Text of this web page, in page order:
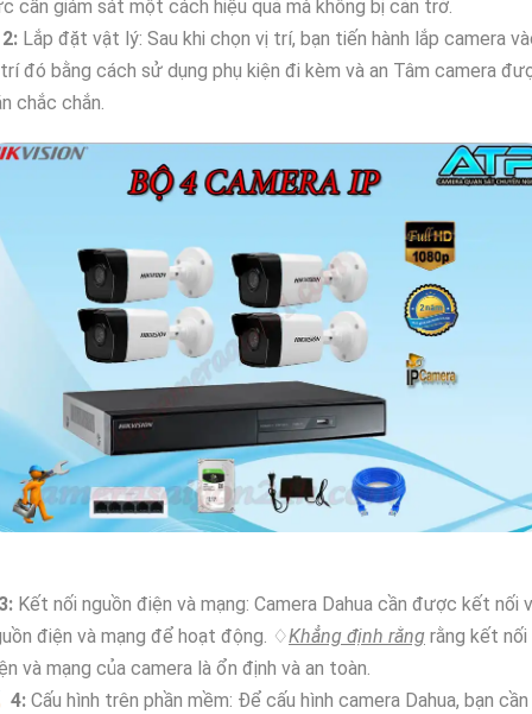
cần giám sát một cách hiệu quả mà không bị cản trở.
2: Lắp đặt vật lý: Sau khi chọn vị trí, bạn tiến hành lắp camera
đó bằng cách sử dụng phụ kiện đi kèm và an Tâm camera
chắc chắn.
Kết nối nguồn điện và mạng: Camera Dahua cần được kết nối
điện và mạng để hoạt động. ♢Khẳng định rằng rằng kết nối
và mạng của camera là ổn định và an toàn.
4: Cấu hình trên phần mềm: Để cấu hình camera Dahua, bạn cần